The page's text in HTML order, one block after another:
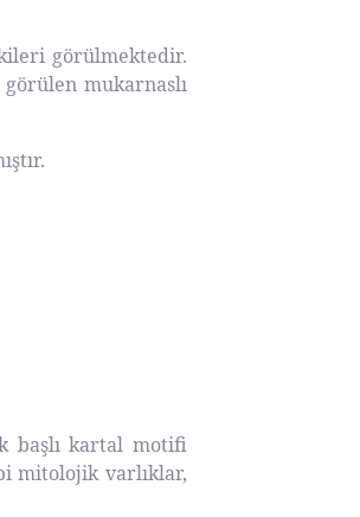
görülmektedir.
mukarnaslı
başlı kartal motifi
mitolojik varlıklar,